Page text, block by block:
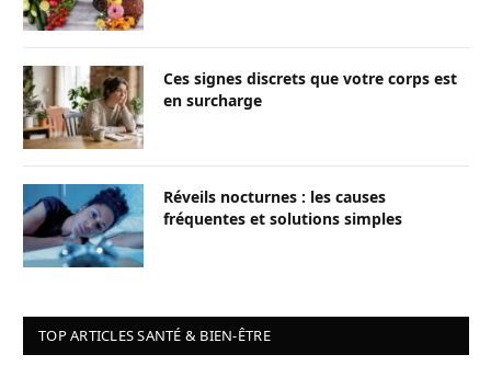
Ces signes discrets que votre corps est
en surcharge
Réveils nocturnes : les causes
fréquentes et solutions simples
TOP ARTICLES SANTÉ & BIEN-ÊTRE